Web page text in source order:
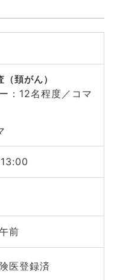
頚がん）
：12名程度／コマ
前
医登録済